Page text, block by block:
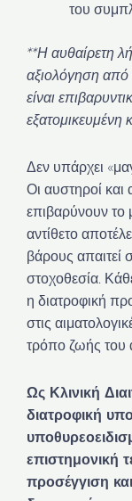
του
**Η αυθαίρετη
αξιολόγηση από
είναι
εξατομικευμένη
Δεν υπάρχει
Οι αυστηροί και
επιβαρύνουν το
αντίθετο
βάρους απαιτεί
στοχοθεσία.
η διατροφική
στις
τρόπο ζωής του
Ως Κλινική
διατροφική
επιστημονική
προσέγγιση